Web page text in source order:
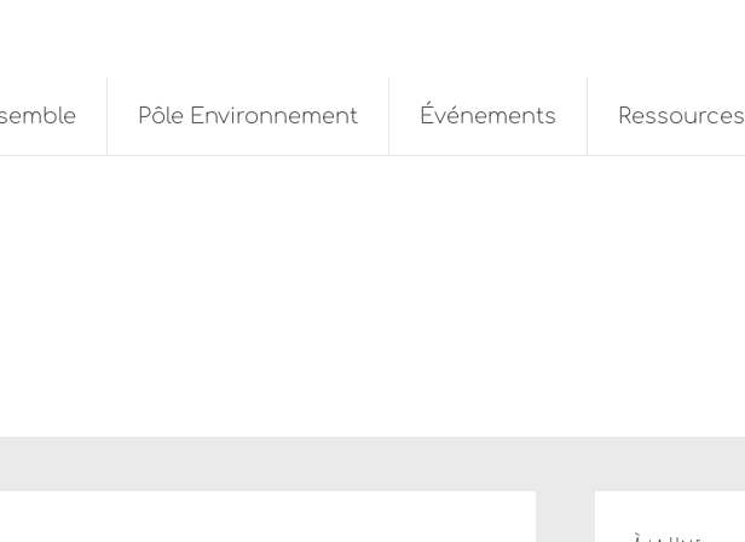
Pôle Environnement Événements Ressources